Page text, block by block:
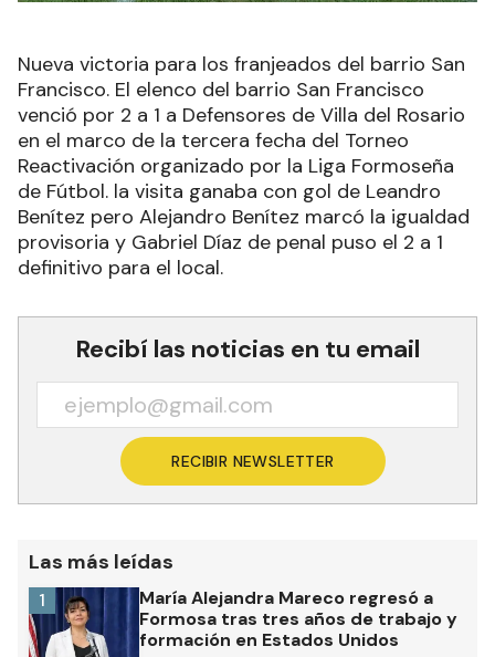
Nueva victoria para los franjeados del barrio San
Francisco. El elenco del barrio San Francisco
venció por 2 a 1 a Defensores de Villa del Rosario
en el marco de la tercera fecha del Torneo
Reactivación organizado por la Liga Formoseña
de Fútbol. la visita ganaba con gol de Leandro
Benítez pero Alejandro Benítez marcó la igualdad
provisoria y Gabriel Díaz de penal puso el 2 a 1
definitivo para el local.
Recibí las noticias en tu email
RECIBIR NEWSLETTER
Las más leídas
María Alejandra Mareco regresó a
Formosa tras tres años de trabajo y
formación en Estados Unidos
1